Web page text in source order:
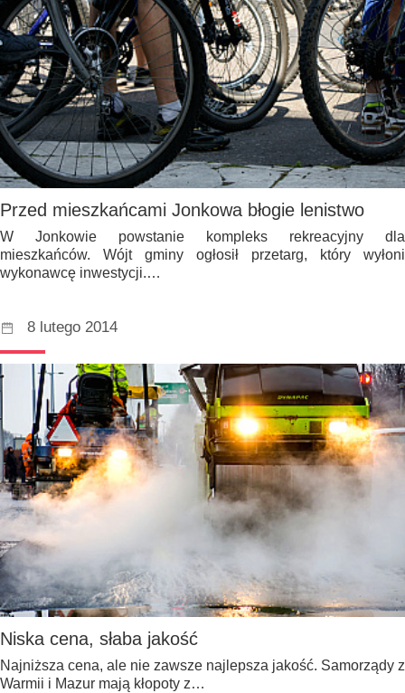
Przed mieszkańcami Jonkowa błogie lenistwo
W Jonkowie powstanie kompleks rekreacyjny dla
mieszkańców. Wójt gminy ogłosił przetarg, który wyłoni
wykonawcę inwestycji.…
8 lutego 2014
Niska cena, słaba jakość
Najniższa cena, ale nie zawsze najlepsza jakość. Samorządy z
Warmii i Mazur mają kłopoty z…